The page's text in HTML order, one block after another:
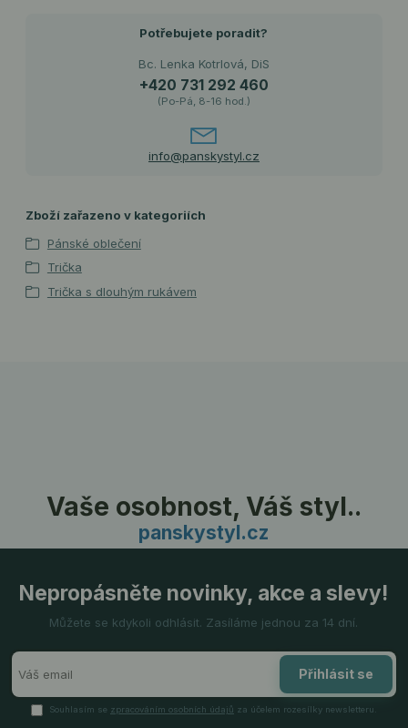
Potřebujete poradit?
Bc. Lenka Kotrlová, DiS
+420 731 292 460
(Po-Pá, 8-16 hod.)
info@panskystyl.cz
Zboží zařazeno v kategoriích
Pánské oblečení
Trička
Trička s dlouhým rukávem
Vaše osobnost, Váš styl..
panskystyl.cz
Nepropásněte novinky, akce a slevy!
Můžete se kdykoli odhlásit. Zasíláme jednou za 14 dní.
Přihlásit se
Souhlasím se zpracováním osobních údajů za účelem rozesílky newsletteru.